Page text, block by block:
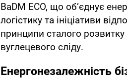
BaDM ECO, що об’єднує
логістику та ініціативи
принципи сталого
вуглецевого сліду.
Енергонезалежність